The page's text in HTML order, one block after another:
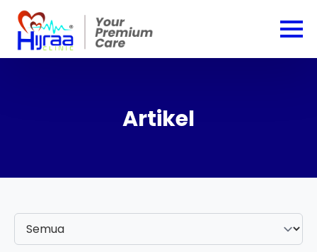
Artikel